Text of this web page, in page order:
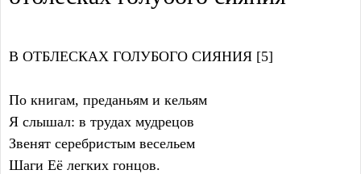
В ОТБЛЕСКАХ ГОЛУБОГО СИЯНИЯ [5]
По книгам, преданьям и кельям
Я слышал: в трудах мудрецов
Звенят серебристым весельем
Шаги Её легких гонцов.